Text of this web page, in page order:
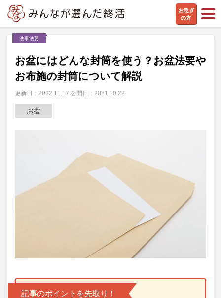
お急ぎ
の方
法事法要
お盆にはどんな封筒を使う？お盆法要や
お布施の封筒について解説
更新日：2022.11.17 公開日：2021.10.22
お盆
記事のポイントを先取り！